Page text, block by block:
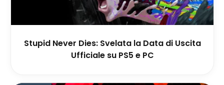
Stupid Never Dies: Svelata la Data di Uscita
Ufficiale su PS5 e PC